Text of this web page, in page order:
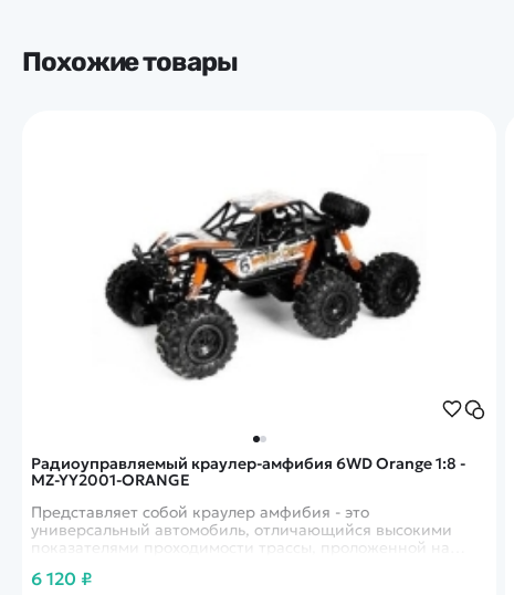
Похожие товары
Радиоуправляемый краулер-амфибия 6WD Orange 1:8 -
MZ-YY2001-ORANGE
Представляет собой краулер амфибия - это
универсальный автомобиль, отличающийся высокими
показателями проходимости трассы, проложенной на
Автомобиль имеет металлическую кабину, усиленную
6 120 ₽